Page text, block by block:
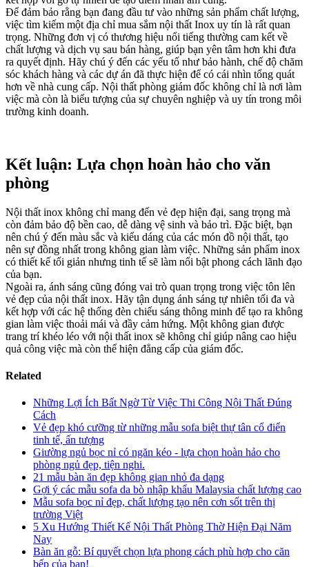
Để đảm bảo rằng bạn đang đầu tư vào những sản phẩm chất lượng,
việc tìm kiếm một địa chỉ mua sắm nội thất Inox uy tín là rất quan
trọng. Những đơn vị có thương hiệu nổi tiếng thường cam kết về
chất lượng và dịch vụ sau bán hàng, giúp bạn yên tâm hơn khi đưa
ra quyết định. Hãy chú ý đến các yếu tố như bảo hành, chế độ chăm
sóc khách hàng và các dự án đã thực hiện để có cái nhìn tổng quát
hơn về nhà cung cấp. Nội thất phòng giám đốc không chỉ là nơi làm
việc mà còn là biểu tượng của sự chuyên nghiệp và uy tín trong môi
trường kinh doanh.
Kết luận: Lựa chọn hoàn hảo cho văn
phòng
Nội thất inox không chỉ mang đến vẻ đẹp hiện đại, sang trọng mà
còn đảm bảo độ bền cao, dễ dàng vệ sinh và bảo trì. Đặc biệt, bạn
nên chú ý đến màu sắc và kiểu dáng của các món đồ nội thất, tạo
nên sự đồng nhất trong không gian làm việc. Những sản phẩm inox
có thiết kế tối giản nhưng tinh tế sẽ làm nổi bật phong cách lãnh đạo
của bạn.
Ngoài ra, ánh sáng cũng đóng vai trò quan trọng trong việc tôn lên
vẻ đẹp của nội thất inox. Hãy tận dụng ánh sáng tự nhiên tối đa và
kết hợp với các hệ thống đèn chiếu sáng thông minh để tạo ra không
gian làm việc thoải mái và đầy cảm hứng. Một không gian được
trang trí khéo léo với nội thất inox sẽ không chỉ giúp nâng cao hiệu
quả công việc mà còn thể hiện đẳng cấp của giám đốc.
Related
Những Lợi Ích Bất Ngờ Từ Việc Thi Công Nội Thất Đúng
Cách
Vẻ đẹp khó cưỡng từ những mẫu sofa biệt thự tân cổ điển
tinh tế, ấn tượng
Giường ngủ bọc nỉ có ngăn kéo - lựa chọn hoàn hảo cho
phòng ngủ đẹp, tiện nghi.
21 mẫu bàn ăn đẹp không gian nhỏ đa dạng
Gợi ý các mẫu sofa da bò nhập khẩu Malaysia chất lượng cao
Mẫu sofa bọc nỉ đẹp, chất lượng tạo nên cơn sốt trên thị
trường Việt
5 Xu Hướng Thiết Kế Nội Thất Phòng Thờ Hiện Đại Năm
Nay
Bàn ăn gỗ: Bí quyết chọn lựa phong cách phù hợp cho căn
bếp của bạn!